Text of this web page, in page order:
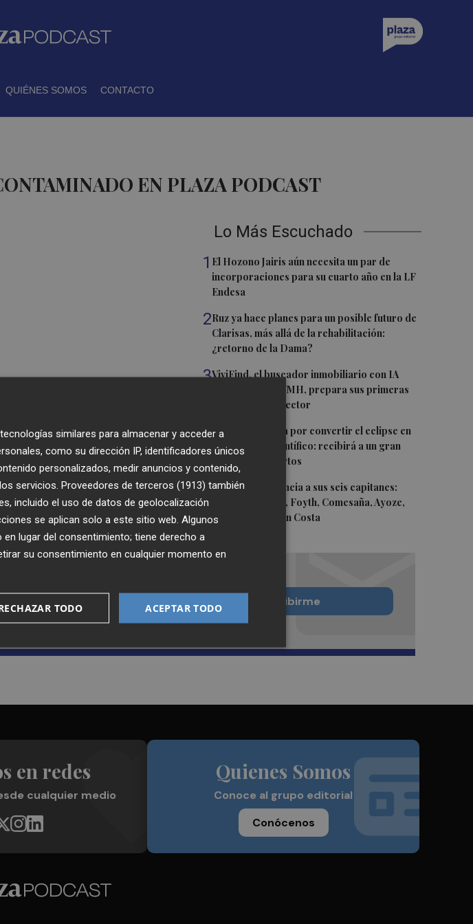
QUIÉNES SOMOS CONTACTO
EN PLAZA PODCAST
Lo Más Escuchado
1 El Hozono Jairis aún necesita un par de
incorporaciones para su cuarto año en la LF
Endesa
2Ruz ya hace planes para un posible futuro de
Clarisas, más allá de la rehabilitación:
¿retorno de la Dama?
3ViviFind, el buscador inmobiliario con IA
surgido del PCUMH, prepara sus primeras
alianzas con el sector
4Castelló apuesta por convertir el eclipse en
un referente científico: recibirá a un gran
equipo de expertos
5El Villarreal anuncia a sus seis capitanes:
Gerard Moreno, Foyth, Comesaña, Ayoze,
Cardona y Logan Costa
actualidad de
tu correo
Quiero suscribirme
en redes
cualquier medio
Quienes Somos
Conoce al grupo editorial
Conócenos
similares para almacenar y acceder a
como su dirección IP, identificadores únicos
personalizados, medir anuncios y contenido,
servicios. Proveedores de terceros (1913) también
incluido el uso de datos de geolocalización
se aplican solo a este sitio web. Algunos
lugar del consentimiento; tiene derecho a
su consentimiento en cualquier momento en
ACEPTAR TODO
TODO